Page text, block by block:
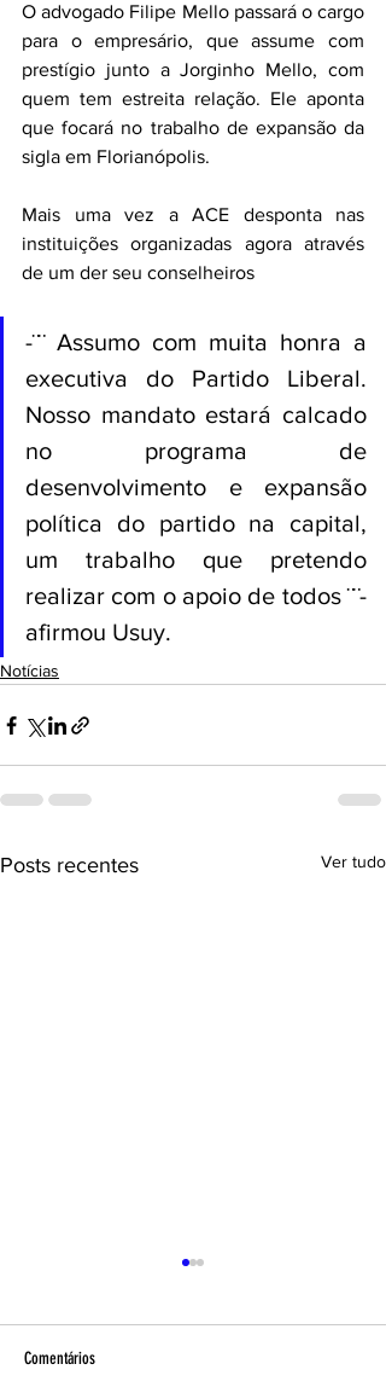
O advogado Filipe Mello passará o cargo
para o empresário, que assume com
prestígio junto a Jorginho Mello, com
quem tem estreita relação. Ele aponta
que focará no trabalho de expansão da
sigla em Florianópolis.
Mais uma vez a ACE desponta nas
instituições organizadas agora através
de um der seu conselheiros
-¨¨ Assumo com muita honra a
executiva do Partido Liberal.
Nosso mandato estará calcado
no programa de
desenvolvimento e expansão
política do partido na capital,
um trabalho que pretendo
realizar com o apoio de todos ¨¨-
afirmou Usuy.
Notícias
Posts recentes Ver tudo
Comentários